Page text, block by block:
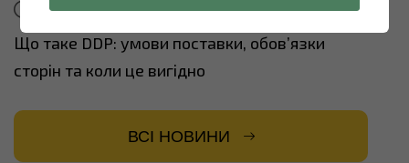
13.07.2026
Що таке DDP: умови поставки, обов’язки
сторін та коли це вигідно
ВСІ НОВИНИ